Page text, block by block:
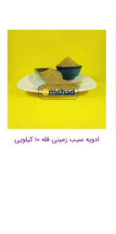
ادویه سیب زمینی فله ۱۰ کیلویی